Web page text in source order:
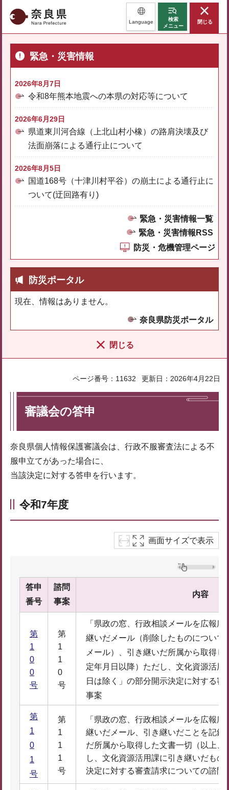
奈良県 Language
検索
メニュー
閉じる
緊急・災害情報
2026年8月7日
令和8年熊本地震への本県の対応等について
2026年6月29日
県道東川河合線（上北山村小橡）の路肩決壊及び
法面崩落による通行止について
2026年8月5日
国道168号（十津川村平谷）の崩土による通行止に
ついて(迂回路有り)
緊急・災害情報一覧
緊急・災害情報RSS
防災・危機管理ページ
防災ポータル
現在、情報はありません。
奈良県防災ポータル
閉じる
ページ番号：11632 更新日：2026年4月22日
審議会の答申
奈良県個人情報保護審議会は、行政不服審査法による不
服申立てがあった場合に、
当該決定に対する答申を行います。
令和7年度
画面サイズで表示
答申
番号
諮問
事案
内容
第
1
0
0
号
第
1
1
0
号
「県政の窓、行政相談メールを広報
継いだメール（削除したものについて
メール）、引き継いだ所属から取得し
定年月日以降）ただし、文化資源活用
日は除く」の部分開示決定に対する審
事案
第
1
0
1
号
第
1
1
1
号
「県政の窓、行政相談メールを広報
継いだメール、引き継いだことを記録
だ所属から取得した文書一切（以上、
し、文化資源活用課に引き継いだもの
決定に対する審査請求についての諮問